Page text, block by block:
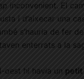
inconvenient. El
i d’aixecar una
s’hauria de fer
enterrats a la
oest hi havia un petit